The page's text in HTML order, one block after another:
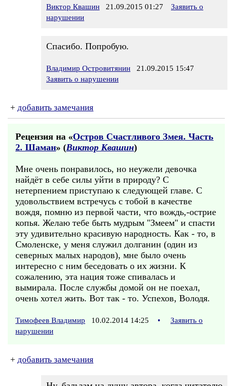
Виктор Квашин 21.09.2015 01:27
Заявить о
нарушении
Спасибо. Попробую.
Владимир Островитянин 21.09.2015 15:47
Заявить о нарушении
+ добавить замечания
Рецензия на «Остров Счастливого Змея. Часть
2. Шаман» (Виктор Квашин)
Мне очень понравилось, но неужели девочка
найдёт в себе силы уйти в природу? С
нетерпением приступаю к следующей главе. С
удовольствием встречусь с тобой в качестве
вождя, помню из первой части, что вождь,-острие
копья. Желаю тебе быть мудрым "Змеем" и спасти
эту удивительно красивую народность. Как - то, в
Смоленске, у меня служил долганин (один из
северных малых народов), мне было очень
интересно с ним беседовать о их жизни. К
сожалению, эта нация тоже спивалась и
вымирала. После службы домой он не поехал,
очень хотел жить. Вот так - то. Успехов, Володя.
Тимофеев Владимир 10.02.2014 14:25 •
Заявить о
нарушении
+ добавить замечания